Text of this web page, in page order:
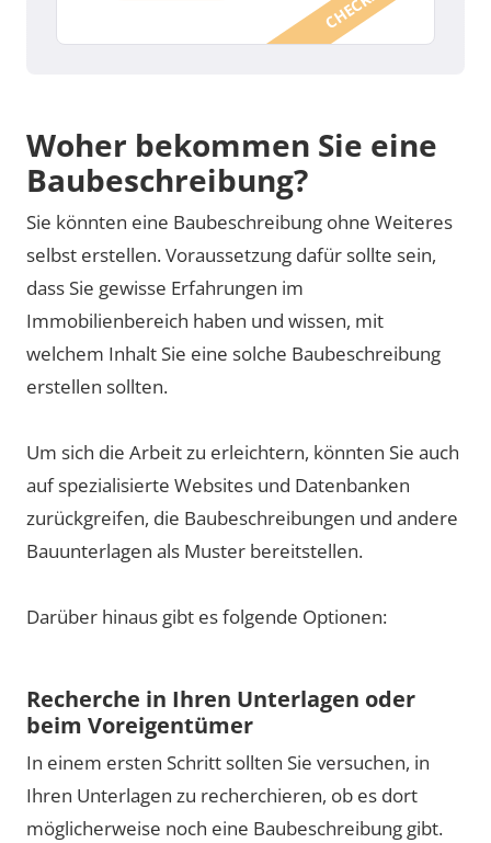
Woher bekommen Sie eine
Baubeschreibung?
Sie könnten eine Baubeschreibung ohne Weiteres
selbst erstellen. Voraussetzung dafür sollte sein,
dass Sie gewisse Erfahrungen im
Immobilienbereich haben und wissen, mit
welchem Inhalt Sie eine solche Baubeschreibung
erstellen sollten.
Um sich die Arbeit zu erleichtern, könnten Sie auch
auf spezialisierte Websites und Datenbanken
zurückgreifen, die Baubeschreibungen und andere
Bauunterlagen als Muster bereitstellen.
Darüber hinaus gibt es folgende Optionen:
Recherche in Ihren Unterlagen oder
beim Voreigentümer
In einem ersten Schritt sollten Sie versuchen, in
Ihren Unterlagen zu recherchieren, ob es dort
möglicherweise noch eine Baubeschreibung gibt.